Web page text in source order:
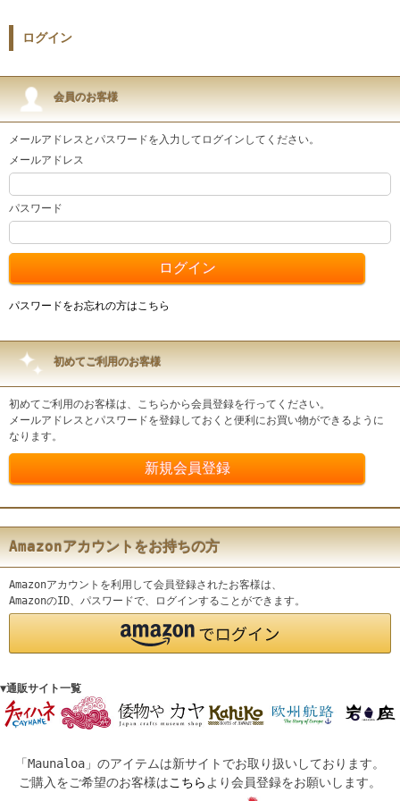
ログイン
会員のお客様
メールアドレスとパスワードを入力してログインしてください。
メールアドレス
パスワード
パスワードをお忘れの方はこちら
初めてご利用のお客様
初めてご利用のお客様は、こちらから会員登録を行ってください。
メールアドレスとパスワードを登録しておくと便利にお買い物ができるように
なります。
Amazonアカウントをお持ちの方
Amazonアカウントを利用して会員登録されたお客様は、
AmazonのID、パスワードで、ログインすることができます。
▼通販サイト一覧
「Maunaloa」のアイテムは新サイトでお取り扱いしております。
ご購入をご希望のお客様はこちら より会員登録をお願いします。